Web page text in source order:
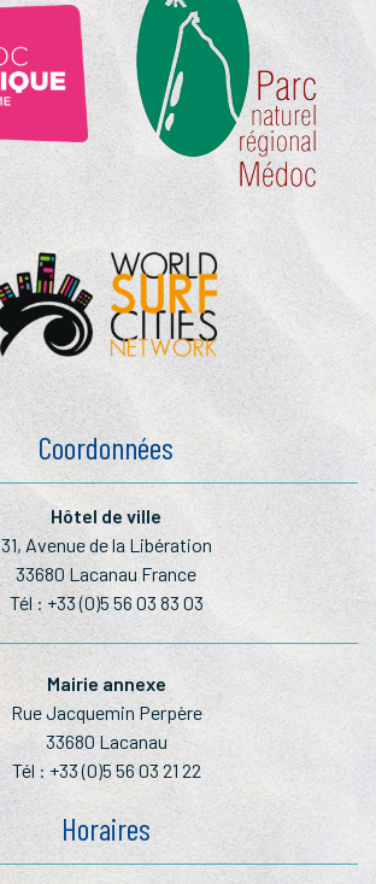
Coordonnées
Hôtel de ville
31, Avenue de la Libération
33680 Lacanau France
Tél : +33 (0)5 56 03 83 03
Mairie annexe
Rue Jacquemin Perpère
33680 Lacanau
Tél : +33 (0)5 56 03 21 22
Horaires